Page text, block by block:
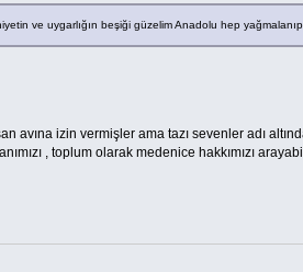
ve uygarlığın beşiği güzelim Anadolu hep
avına izin vermişler ama tazı sevenler adı
, toplum olarak medenice hakkımızı